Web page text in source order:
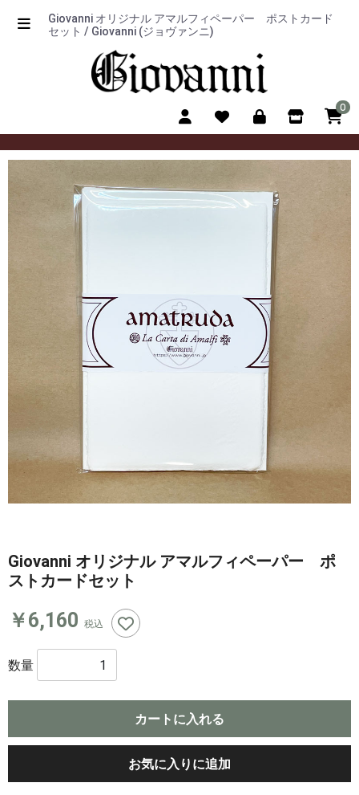
Giovanni オリジナル アマルフィペーパー ポストカード
セット / Giovanni (ジョヴァンニ)
0
Giovanni オリジナル アマルフィペーパー ポ
ストカードセット
￥6,160 税込
数量
カートに入れる
お気に入りに追加